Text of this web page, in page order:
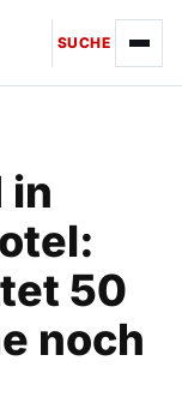
SUCHE
in
50
noch